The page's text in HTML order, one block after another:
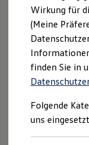
Angebote und
Aktuelle
E-Auto-
Die
Junge
Leasing
Hier
(Richard
und
Wirkung für
(Meine
finden Sie in
Folgende
uns